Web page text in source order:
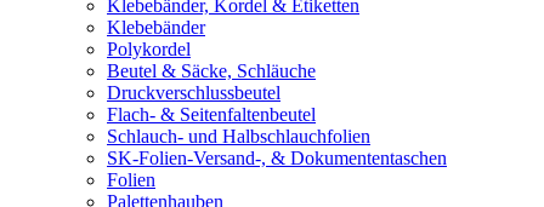
Klebebänder, Kordel & Etiketten
Klebebänder
Polykordel
Beutel & Säcke, Schläuche
Druckverschlussbeutel
Flach- & Seitenfaltenbeutel
Schlauch- und Halbschlauchfolien
SK-Folien-Versand-, & Dokumententaschen
Folien
Palettenhauben